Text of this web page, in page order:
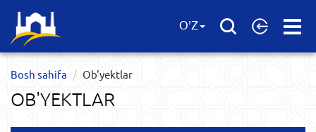
Open
O'Z
Bosh sahifa Ob'yektlar​
OB'YEKTLAR​